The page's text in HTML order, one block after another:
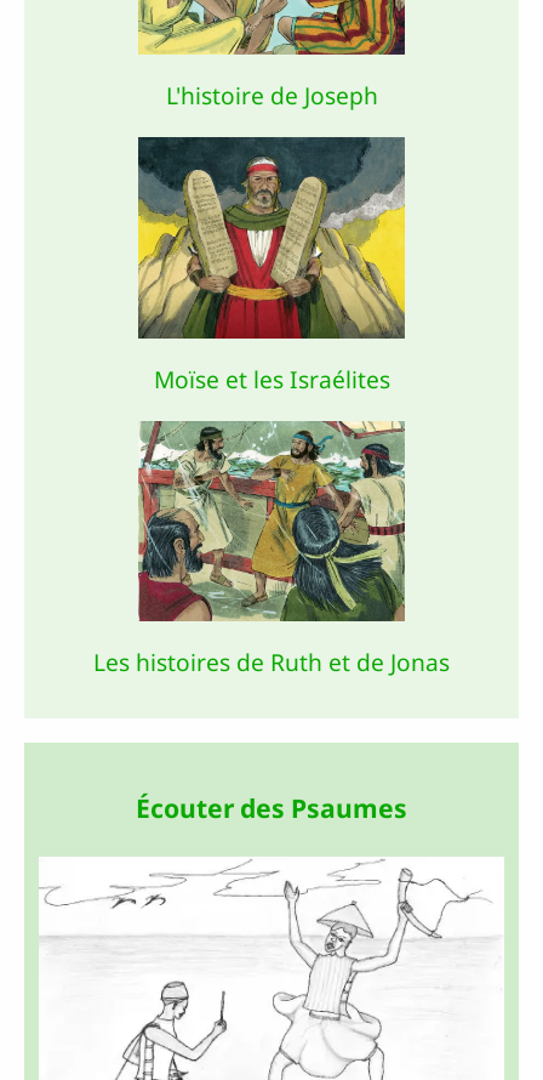
L'histoire de Joseph
Moïse et les Israélites
Les histoires de Ruth et de Jonas
Écouter des Psaumes